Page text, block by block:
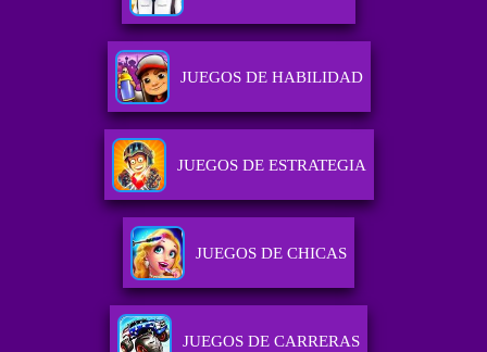
JUEGOS DE HABILIDAD
JUEGOS DE ESTRATEGIA
JUEGOS DE CHICAS
JUEGOS DE CARRERAS